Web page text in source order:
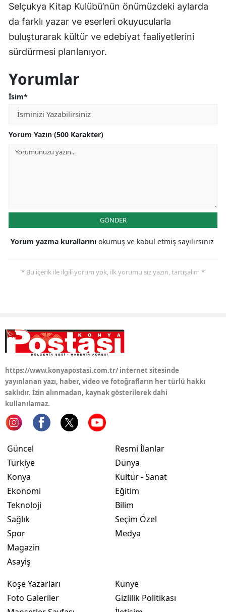
Sivas
Tekirdağ
Bayburt
Iğdır
Kilis
​Selçukya Kitap Kulübü’nün önümüzdeki aylarda
da farklı yazar ve eserleri okuyucularla
buluşturarak kültür ve edebiyat faaliyetlerini
sürdürmesi planlanıyor.
Yorumlar
İsim*
Yorum Yazın (500 Karakter)
GÖNDER
Yorum yazma kurallarını okumuş ve kabul etmiş sayılırsınız
* Bu içerik ile ilgili yorum yok, ilk yorumu siz yazın, tartışalım *
https://www.konyapostasi.com.tr/ internet sitesinde
yayınlanan yazı, haber, video ve fotoğrafların her türlü hakkı
saklıdır. İzin alınmadan, kaynak gösterilerek dahi
kullanılamaz.
Güncel
Türkiye
Konya
Ekonomi
Teknoloji
Sağlık
Spor
Magazin
Asayiş
Resmi İlanlar
Dünya
Kültür - Sanat
Eğitim
Bilim
Seçim Özel
Medya
Köşe Yazarları
Foto Galeriler
Künye
Gizlilik Politikası